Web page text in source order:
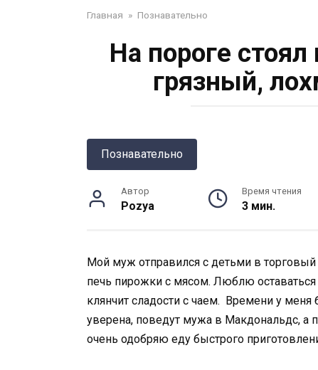
Главная » Познавательно
На пороге
грязный,
Познавательно
Автор
Pozya
Время чтения
3 мин.
Мой муж отправился с детьми в торговый
печь пирожки с мясом. Люблю оставаться
клянчит сладости с чаем. Времени у меня
уверена, поведут мужа в Макдональдс, а
очень одобряю еду быстрого